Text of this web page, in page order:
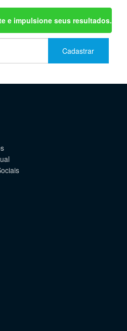
e impulsione seus resultados.
Cadastrar